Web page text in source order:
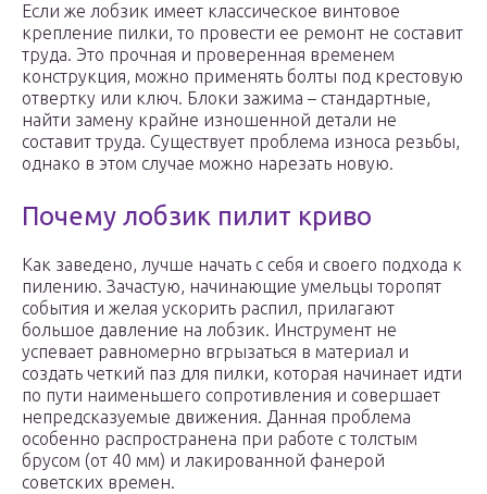
Если же лобзик имеет классическое винтовое
крепление пилки, то провести ее ремонт не составит
труда. Это прочная и проверенная временем
конструкция, можно применять болты под крестовую
отвертку или ключ. Блоки зажима – стандартные,
найти замену крайне изношенной детали не
составит труда. Существует проблема износа резьбы,
однако в этом случае можно нарезать новую.
Почему лобзик пилит криво
Как заведено, лучше начать с себя и своего подхода к
пилению. Зачастую, начинающие умельцы торопят
события и желая ускорить распил, прилагают
большое давление на лобзик. Инструмент не
успевает равномерно вгрызаться в материал и
создать четкий паз для пилки, которая начинает идти
по пути наименьшего сопротивления и совершает
непредсказуемые движения. Данная проблема
особенно распространена при работе с толстым
брусом (от 40 мм) и лакированной фанерой
советских времен.